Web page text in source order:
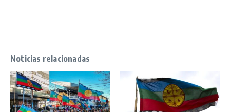
Noticias relacionadas